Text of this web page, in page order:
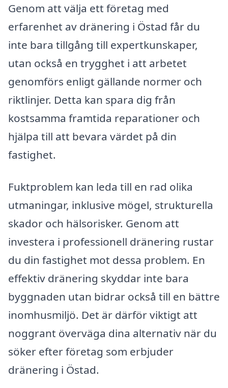
Genom att välja ett företag med
erfarenhet av dränering i Östad får du
inte bara tillgång till expertkunskaper,
utan också en trygghet i att arbetet
genomförs enligt gällande normer och
riktlinjer. Detta kan spara dig från
kostsamma framtida reparationer och
hjälpa till att bevara värdet på din
fastighet.
Fuktproblem kan leda till en rad olika
utmaningar, inklusive mögel, strukturella
skador och hälsorisker. Genom att
investera i professionell dränering rustar
du din fastighet mot dessa problem. En
effektiv dränering skyddar inte bara
byggnaden utan bidrar också till en bättre
inomhusmiljö. Det är därför viktigt att
noggrant överväga dina alternativ när du
söker efter företag som erbjuder
dränering i Östad.